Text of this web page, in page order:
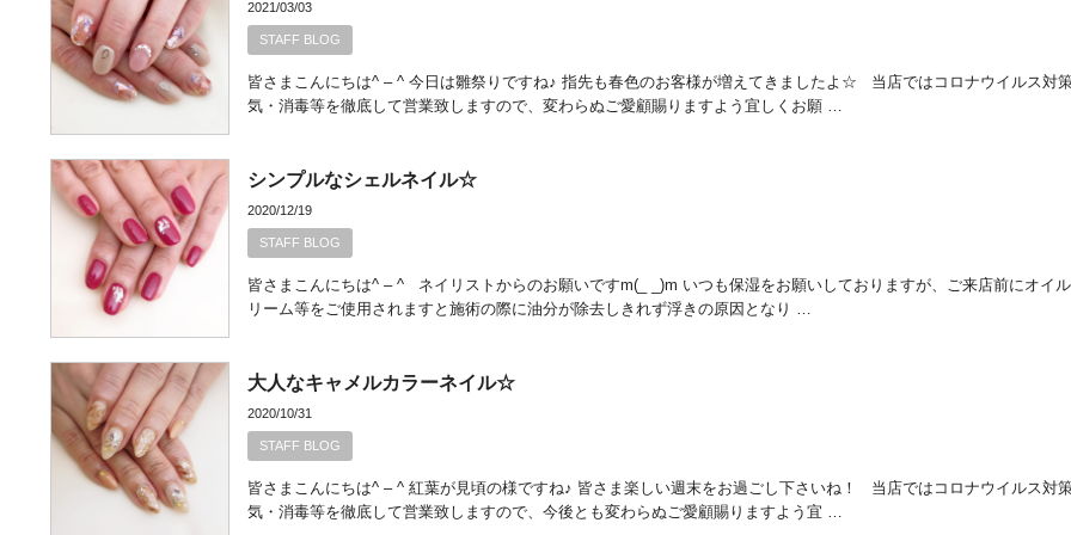
2021/03/03
STAFF BLOG
皆さまこんにちは^ – ^ 今日は雛祭りですね♪ 指先も春色のお客様が増えてきましたよ☆ 当店ではコロナウイルス対
気・消毒等を徹底して営業致しますので、変わらぬご愛顧賜りますよう宜しくお願 …
シンプルなシェルネイル☆
2020/12/19
STAFF BLOG
皆さまこんにちは^ – ^ ネイリストからのお願いですm(_ _)m いつも保湿をお願いしておりますが、ご来店前にオイ
リーム等をご使用されますと施術の際に油分が除去しきれず浮きの原因となり …
大人なキャメルカラーネイル☆
2020/10/31
STAFF BLOG
皆さまこんにちは^ – ^ 紅葉が見頃の様ですね♪ 皆さま楽しい週末をお過ごし下さいね！ 当店ではコロナウイルス対
気・消毒等を徹底して営業致しますので、今後とも変わらぬご愛顧賜りますよう宜 …